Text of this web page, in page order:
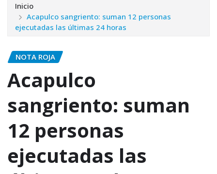
Inicio
Acapulco sangriento: suman 12 personas
ejecutadas las últimas 24 horas
NOTA ROJA
Acapulco
sangriento: suman
12 personas
ejecutadas las